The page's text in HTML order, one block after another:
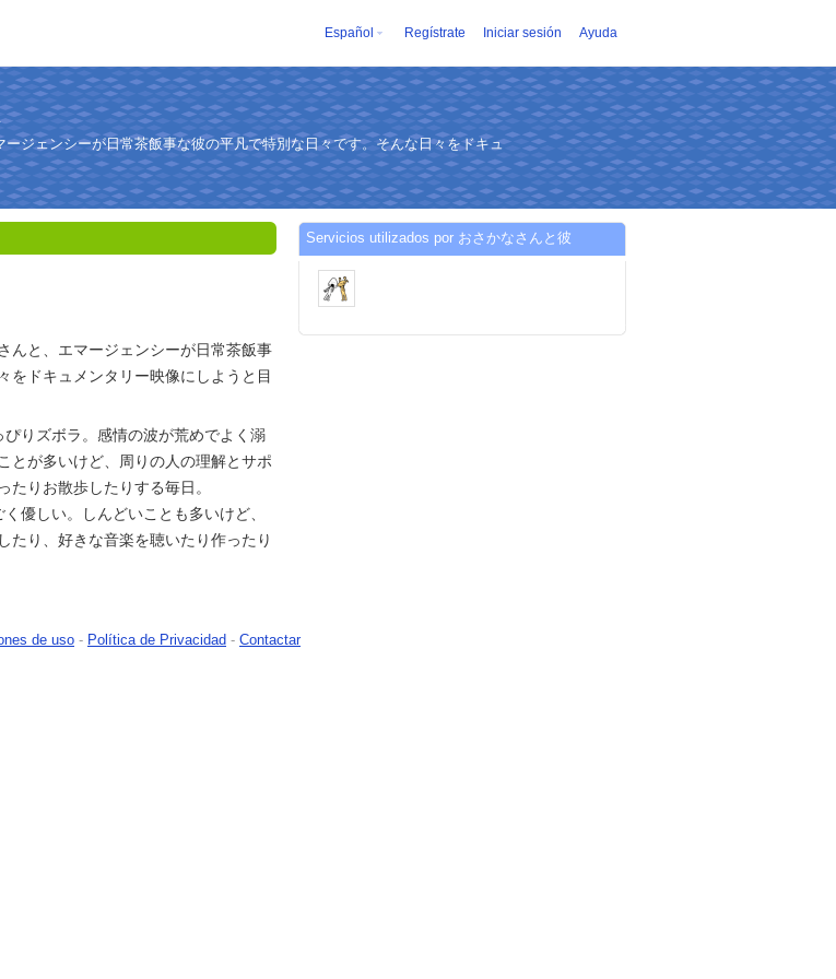
Español Regístrate Iniciar sesión Ayuda
ジェンシーが日常茶飯事な彼の平凡で特別な日々です。そんな日々をドキュ
んと、エマージェンシーが日常茶飯事
をドキュメンタリー映像にしようと目
りズボラ。感情の波が荒めでよく溺
とが多いけど、周りの人の理解とサポ
りお散歩したりする毎日。
優しい。しんどいことも多いけど、
たり、好きな音楽を聴いたり作ったり
Servicios utilizados por おさかなさんと彼
de uso - Política de Privacidad - Contactar